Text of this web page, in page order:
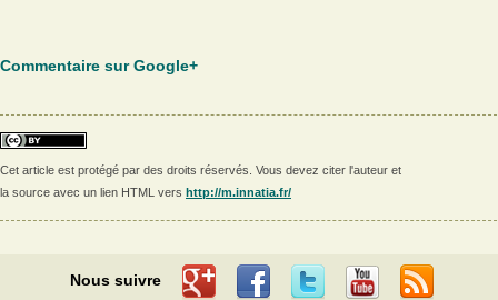
Commentaire sur Google+
Cet article est protégé par des droits réservés. Vous devez citer l'auteur et
la source avec un lien HTML vers http://m.innatia.fr/
Nous suivre